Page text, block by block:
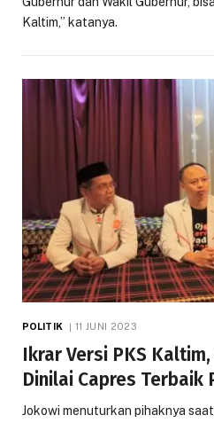
Kaltim,” katanya.
POLITIK 11 JUNI 2023
Ikrar Versi PKS
Dinilai Capres Terbaik
Jokowi menuturkan pihaknya